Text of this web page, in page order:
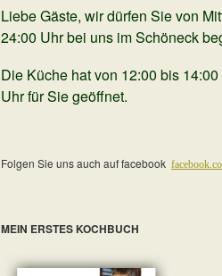
Liebe Gäste, wir dürfen Sie von
24:00 Uhr bei uns im Schöneck
Die Küche hat von 12:00 bis
Uhr für Sie geöffnet.
Folgen Sie uns auch auf facebook
MEIN ERSTES KOCHBUCH